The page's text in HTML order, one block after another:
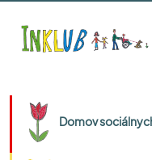
Domov